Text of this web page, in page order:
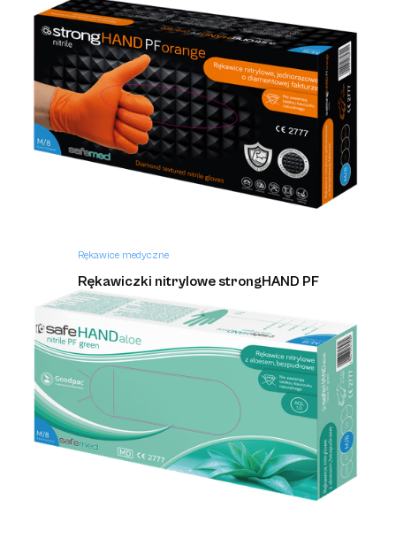
Rękawice medyczne
Rękawiczki nitrylowe strongHAND PF